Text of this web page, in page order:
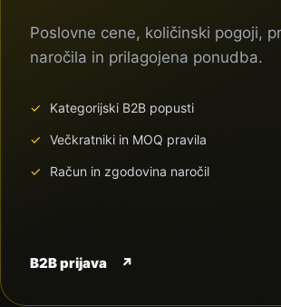
Poslovne cene, količinski pogoji,
naročila in prilagojena ponudba.
Kategorijski B2B popusti
Večkratniki in MOQ pravila
Račun in zgodovina naročil
B2B prijava ↗